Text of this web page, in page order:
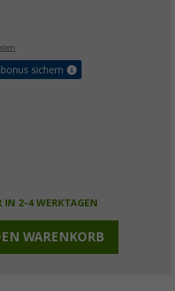
sichern
IN 2-4 WERKTAGEN
WARENKORB